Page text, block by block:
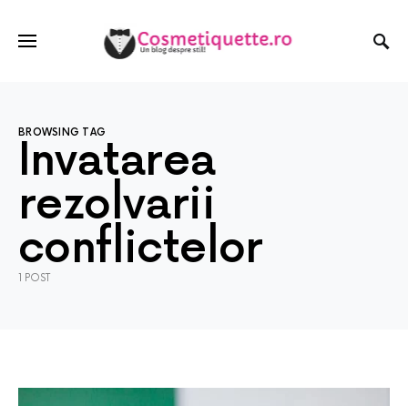
BROWSING TAG
Invatarea
rezolvarii
conflictelor
1 POST